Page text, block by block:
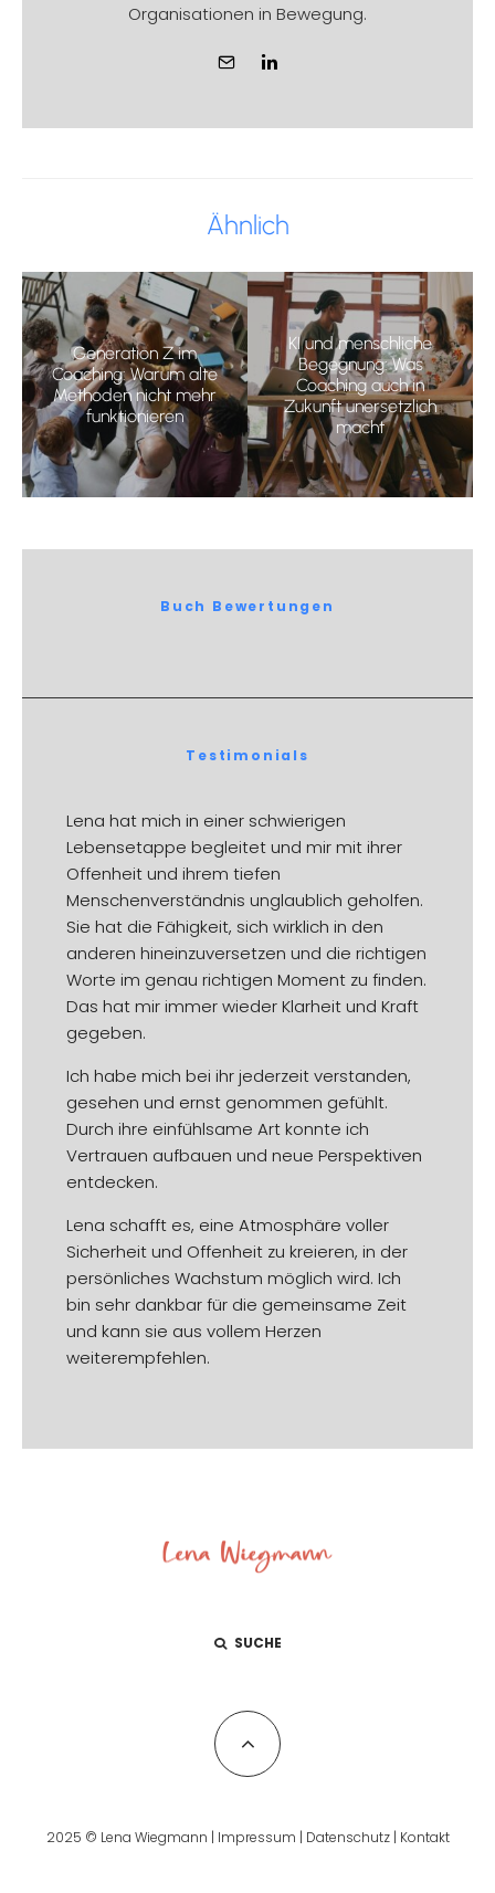
Organisationen in Bewegung.
Ähnlich
Generation Z im
Coaching: Warum alte
Methoden nicht mehr
funktionieren
KI und menschliche
Begegnung: Was
Coaching auch in
Zukunft unersetzlich
macht
Buch Bewertungen
Testimonials
Lena hat mich in einer schwierigen
Lebensetappe begleitet und mir mit ihrer
Offenheit und ihrem tiefen
Menschenverständnis unglaublich geholfen.
Sie hat die Fähigkeit, sich wirklich in den
anderen hineinzuversetzen und die richtigen
Worte im genau richtigen Moment zu finden.
Das hat mir immer wieder Klarheit und Kraft
gegeben.
Ich habe mich bei ihr jederzeit verstanden,
gesehen und ernst genommen gefühlt.
Durch ihre einfühlsame Art konnte ich
Vertrauen aufbauen und neue Perspektiven
entdecken.
Lena schafft es, eine Atmosphäre voller
Sicherheit und Offenheit zu kreieren, in der
persönliches Wachstum möglich wird. Ich
bin sehr dankbar für die gemeinsame Zeit
und kann sie aus vollem Herzen
weiterempfehlen.
SUCHE
2025 © Lena Wiegmann | Impressum | Datenschutz| Kontakt